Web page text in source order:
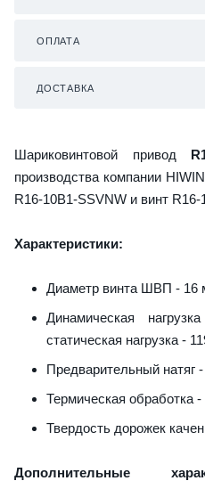
ОПЛАТА
ДОСТАВКА
Шариковинтовой привод
производства компании
R16-10B1-SSVNW и винт
Характеристики:
Диаметр винта ШВП - 16
Динамическая
статическая нагрузка -
Предварительный натяг -
Термическая обработка
Твердость дорожек
Дополнительные